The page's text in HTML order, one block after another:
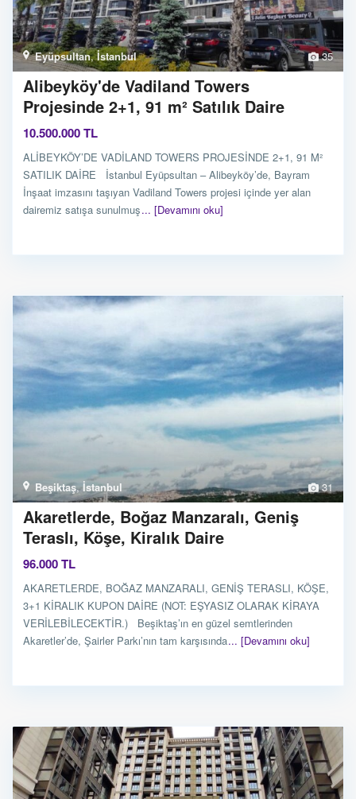
35
Eyüpsultan,İstanbul
Alibeyköy'de Vadiland Towers
Projesinde 2+1, 91 m² Satılık Daire
10.500.000 TL
ALİBEYKÖY’DE VADİLAND TOWERS PROJESİNDE 2+1, 91 M²
SATILIK DAİRE İstanbul Eyüpsultan – Alibeyköy’de, Bayram
İnşaat imzasını taşıyan Vadiland Towers projesi içinde yer alan
dairemiz satışa sunulmuş... [Devamını oku]
31
Beşiktaş,İstanbul
Akaretlerde, Boğaz Manzaralı, Geniş
Teraslı, Köşe, Kiralık Daire
96.000 TL
AKARETLERDE, BOĞAZ MANZARALI, GENİŞ TERASLI, KÖŞE,
3+1 KİRALIK KUPON DAİRE (NOT: EŞYASIZ OLARAK KİRAYA
VERİLEBİLECEKTİR.) Beşiktaş’ın en güzel semtlerinden
Akaretler’de, Şairler Parkı’nın tam karşısında... [Devamını oku]